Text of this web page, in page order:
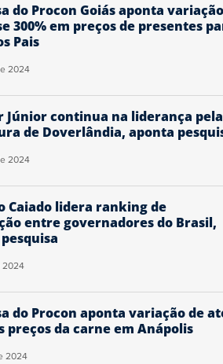
do Procon Goiás aponta variação
300% em preços de presentes
Pais
2024
Júnior continua na liderança pela
de Doverlândia, aponta
2024
Caiado lidera ranking de
entre governadores do Brasil,
2024
do Procon aponta variação de
preços da carne em Anápolis
2024